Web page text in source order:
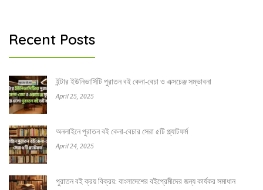
Recent Posts
ইন্টার ইউনিভার্সিটি পুরাতন বই কেনা-বেচা ও এক্সচেঞ্জ সম্ভাবনা
April 25, 2025
অনলাইনে পুরাতন বই কেনা-বেচার সেরা ৫টি প্ল্যাটফর্ম
April 24, 2025
পুরাতন বই ক্রয় বিক্রয়: বাংলাদেশের বইপ্রেমীদের জন্য কার্যকর সমাধান